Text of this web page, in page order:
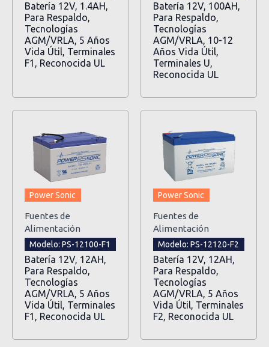
Batería 12V, 1.4AH,
Para Respaldo,
Tecnologías
AGM/VRLA, 5 Años
Vida Útil, Terminales
F1, Reconocida UL
Batería 12V, 100AH,
Para Respaldo,
Tecnologías
AGM/VRLA, 10-12
Años Vida Útil,
Terminales U,
Reconocida UL
Power Sonic
Fuentes de
Alimentación
Modelo: PS-12100-F1
Batería 12V, 12AH,
Para Respaldo,
Tecnologías
AGM/VRLA, 5 Años
Vida Útil, Terminales
F1, Reconocida UL
Power Sonic
Fuentes de
Alimentación
Modelo: PS-12120-F2
Batería 12V, 12AH,
Para Respaldo,
Tecnologías
AGM/VRLA, 5 Años
Vida Útil, Terminales
F2, Reconocida UL